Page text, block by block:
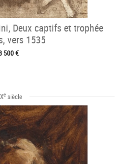
Deux captifs et trophée
vers 1535
500 €
e siècle